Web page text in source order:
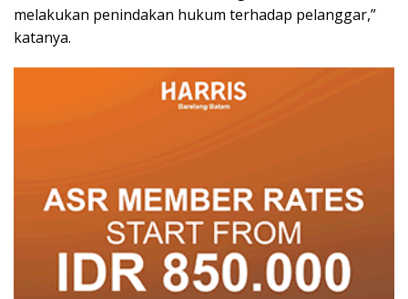
melakukan penindakan hukum terhadap pelanggar,”
katanya.